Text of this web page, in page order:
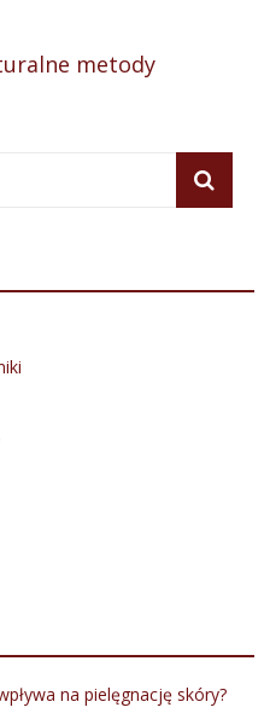
metody
na pielęgnację skóry?